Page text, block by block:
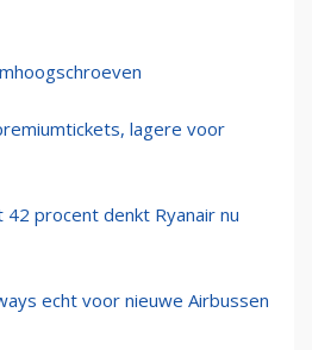
lagere voor
procent denkt Ryanair nu
echt voor nieuwe Airbussen